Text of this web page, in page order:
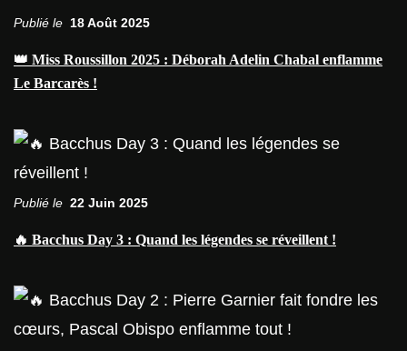
Publié le 18 Août 2025
👑 Miss Roussillon 2025 : Déborah Adelin Chabal enflamme
Le Barcarès !
Publié le 22 Juin 2025
🔥 Bacchus Day 3 : Quand les légendes se réveillent !